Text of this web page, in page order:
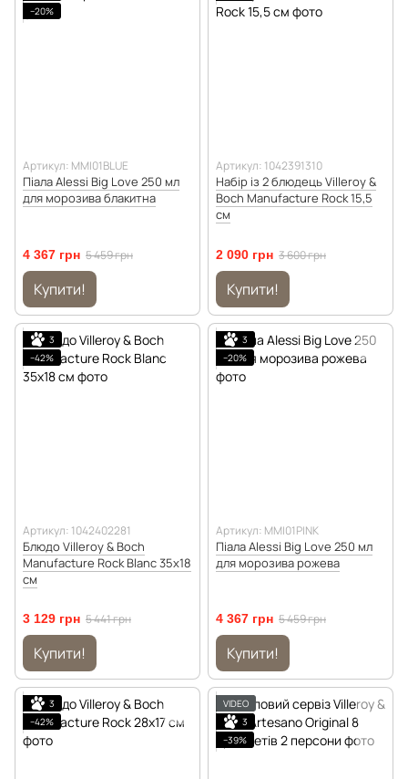
−20%
Артикул: MMI01BLUE
Піала Alessi Big Love 250 мл
для морозива блакитна
4 367 грн 5 459 грн
Купити!
Артикул: 1042391310
Набір із 2 блюдець Villeroy &
Boch Manufacture Rock 15,5
см
2 090 грн 3 600 грн
Купити!
3
−42%
Артикул: 1042402281
Блюдо Villeroy & Boch
Manufacture Rock Blanc 35х18
см
3 129 грн 5 441 грн
Купити!
3
−20%
Артикул: MMI01PINK
Піала Alessi Big Love 250 мл
для морозива рожева
4 367 грн 5 459 грн
Купити!
3
−42%
VIDEO
3
−39%